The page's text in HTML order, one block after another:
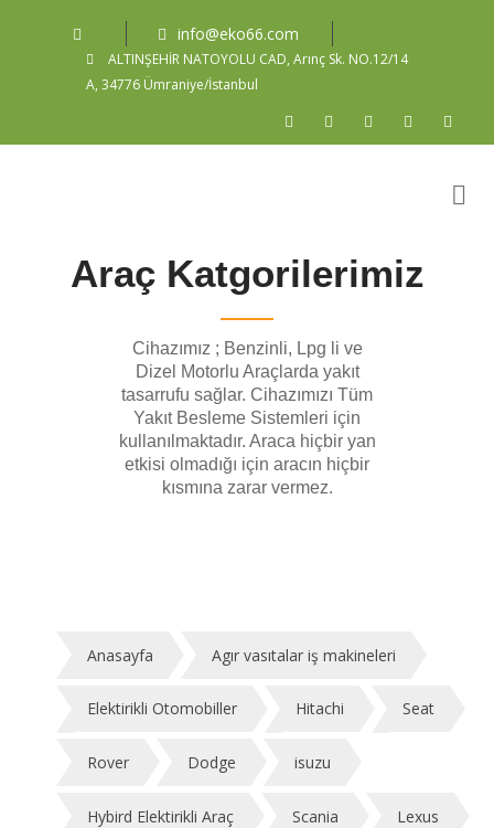
info@eko66.com
ALTINŞEHİR NATOYOLU CAD, Arınç Sk. NO.12/14
A, 34776 Ümraniye/İstanbul
Araç Katgorilerimiz
Cihazımız ; Benzinli, Lpg li ve
Dizel Motorlu Araçlarda yakıt
tasarrufu sağlar. Cihazımızı Tüm
Yakıt Besleme Sistemleri için
kullanılmaktadır. Araca hiçbir yan
etkisi olmadığı için aracın hiçbir
kısmına zarar vermez.
Anasayfa Agır vasıtalar iş makineleri
Elektirikli Otomobiller Hitachi Seat
Rover Dodge isuzu
Hybird Elektirikli Araç Scania Lexus